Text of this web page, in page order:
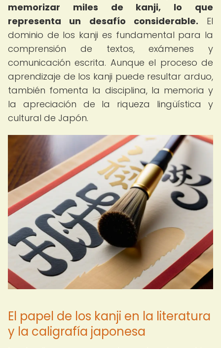
memorizar miles de kanji, lo que
representa un desafío considerable. El
dominio de los kanji es fundamental para la
comprensión de textos, exámenes y
comunicación escrita. Aunque el proceso de
aprendizaje de los kanji puede resultar arduo,
también fomenta la disciplina, la memoria y
la apreciación de la riqueza lingüística y
cultural de Japón.
El papel de los kanji en la literatura
y la caligrafía japonesa